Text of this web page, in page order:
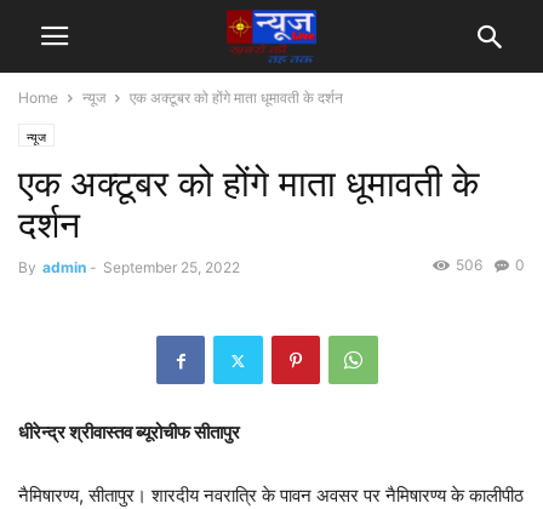
Home न्यूज एक अक्टूबर को होंगे माता धूमावती के दर्शन
न्यूज
एक अक्टूबर को होंगे माता धूमावती के
दर्शन
By admin - September 25, 2022 0
506
धीरेन्द्र श्रीवास्तव ब्यूरोचीफ सीतापुर
नैमिषारण्य, सीतापुर। शारदीय नवरात्रि के पावन अवसर पर नैमिषारण्य के कालीपीठ